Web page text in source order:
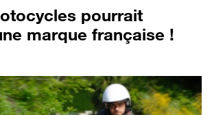
pourrait
marque française !